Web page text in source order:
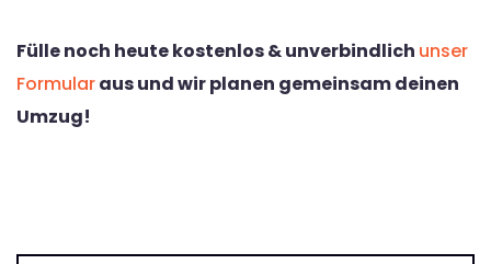
Fülle noch heute kostenlos & unverbindlich unser
Formularaus und wir planen gemeinsam deinen
Umzug!